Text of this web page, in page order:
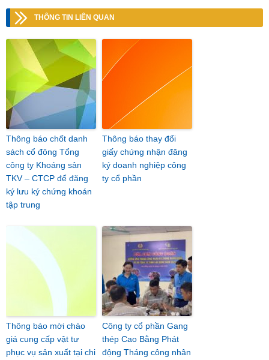
THÔNG TIN LIÊN QUAN
Thông báo chốt danh
sách cổ đông Tổng
công ty Khoáng sản
TKV – CTCP để đăng
ký lưu ký chứng khoán
tập trung
Thông báo thay đổi
giấy chứng nhận đăng
ký doanh nghiệp công
ty cổ phần
Thông báo mời chào
giá cung cấp vật tư
phục vụ sản xuất tại chi
Công ty cổ phần Gang
thép Cao Bằng Phát
động Tháng công nhân